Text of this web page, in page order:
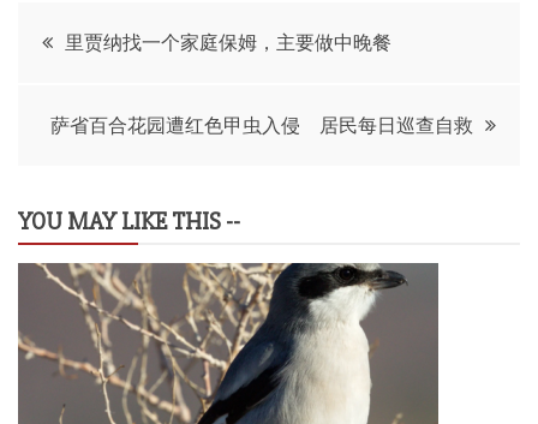
文
航
里贾纳找一个家庭保姆，主要做中晚餐
萨省百合花园遭红色甲虫入侵 居民每日巡查自救
YOU MAY LIKE THIS --